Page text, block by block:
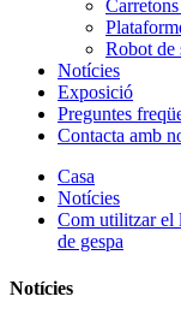
Robot de
Notícies
Exposició
Preguntes
Contacta amb
Casa
Notícies
Com utilitzar el
de gespa
Notícies